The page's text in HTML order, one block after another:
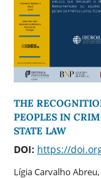
THE
PEOPLES IN
STATE LAW
DOI: https://
Lígia Carvalho